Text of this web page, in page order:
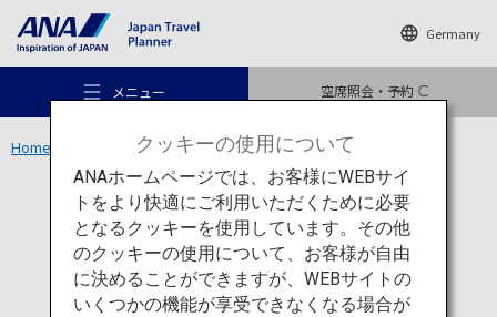
Germany
メニュー 空席照会・予約
おすすめの旅
Home 九州エリア 指宿砂むし会館 砂楽
アクティビティ 鹿児島
指宿砂むし会館 砂楽
クッキーの使用について
ANAホームページでは、お客様にWEBサイ
トをより快適にご利用いただくために必要
となるクッキーを使用しています。その他
のクッキーの使用について、お客様が自由
に決めることができますが、WEBサイトの
いくつかの機能が享受できなくなる場合が